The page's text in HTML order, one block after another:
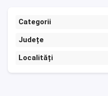
Categorii
Județe
Localități